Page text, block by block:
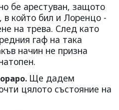
бе арестуван, защото
който бил и Лоренцо -
на трева. След като
гаф на така
начин не призна
Ще дадем
цялото състояние на